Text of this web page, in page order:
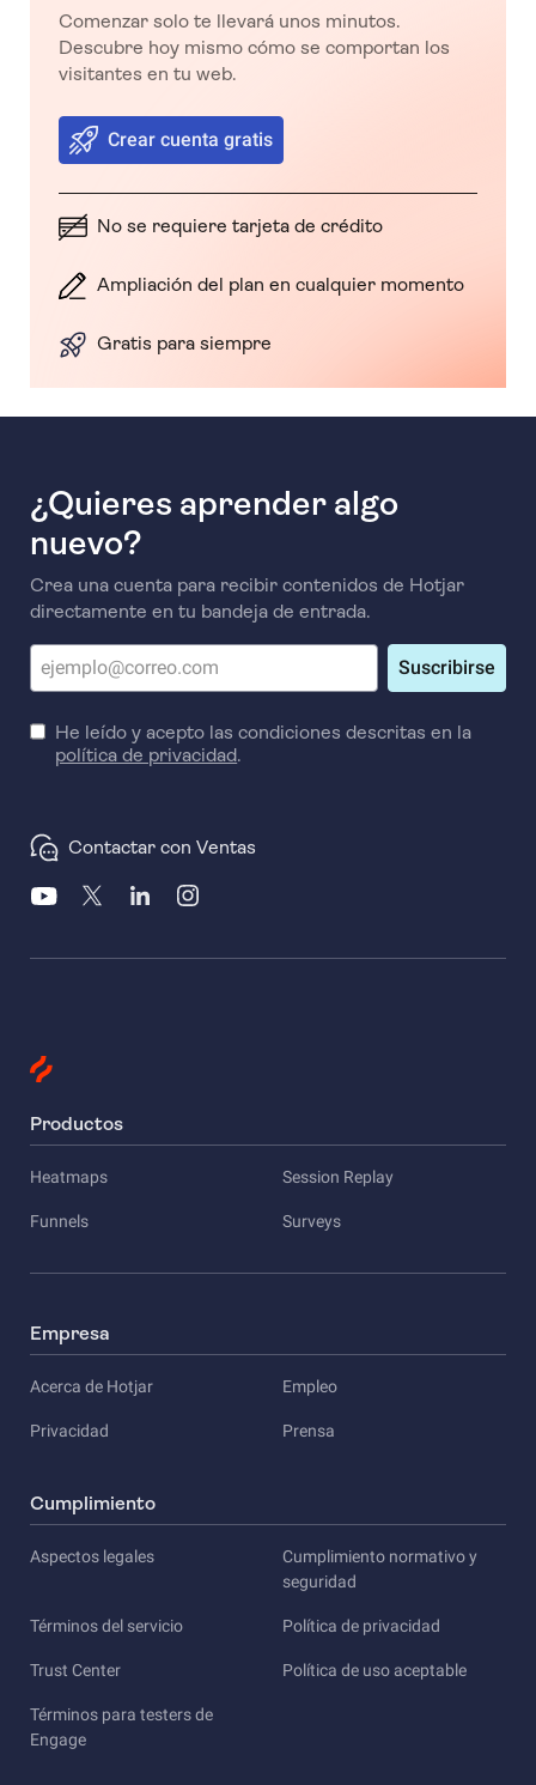
Comenzar solo te llevará unos minutos.
Descubre hoy mismo cómo se comportan los
visitantes en tu web.
Crear cuenta gratis
No se requiere tarjeta de crédito
Ampliación del plan en cualquier momento
Gratis para siempre
¿Quieres aprender algo
nuevo?
Crea una cuenta para recibir contenidos de Hotjar
directamente en tu bandeja de entrada.
Suscribirse
He leído y acepto las condiciones descritas en la
política de privacidad.
Contactar con Ventas
Productos
Heatmaps Session Replay
Funnels Surveys
Empresa
Acerca de Hotjar Empleo
Privacidad Prensa
Cumplimiento
Aspectos legales
Cumplimiento normativo y
seguridad
Términos del servicio Política de privacidad
Trust Center Política de uso aceptable
Términos para testers de
Engage